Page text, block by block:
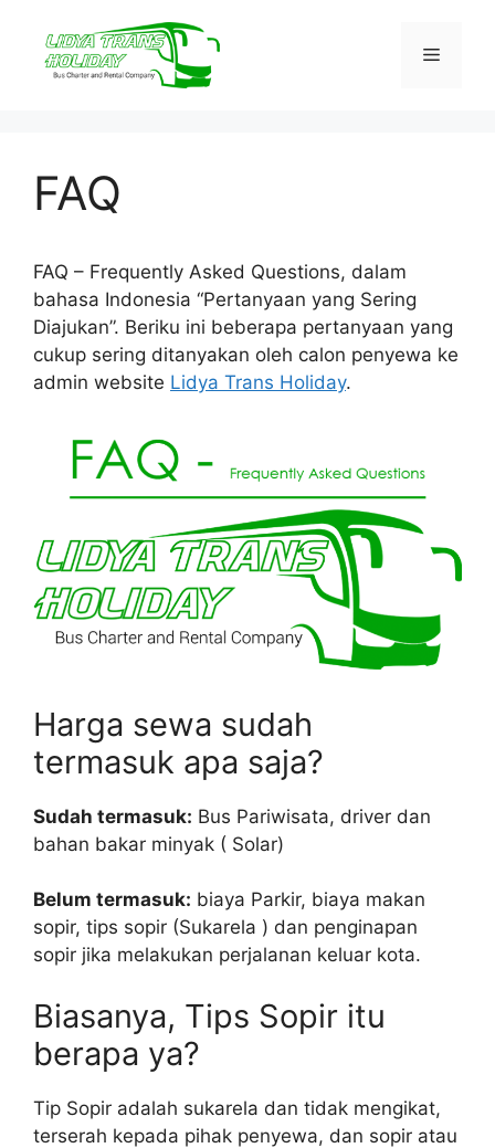
content
Menu
FAQ
FAQ – Frequently Asked Questions, dalam
bahasa Indonesia “Pertanyaan yang Sering
Diajukan”. Beriku ini beberapa pertanyaan yang
cukup sering ditanyakan oleh calon penyewa ke
admin website Lidya Trans Holiday.
Harga sewa sudah
termasuk apa saja?
Sudah termasuk: Bus Pariwisata, driver dan
bahan bakar minyak ( Solar)
Belum termasuk: biaya Parkir, biaya makan
sopir, tips sopir (Sukarela ) dan penginapan
sopir jika melakukan perjalanan keluar kota.
Biasanya, Tips Sopir itu
berapa ya?
Tip Sopir adalah sukarela dan tidak mengikat,
terserah kepada pihak penyewa, dan sopir atau